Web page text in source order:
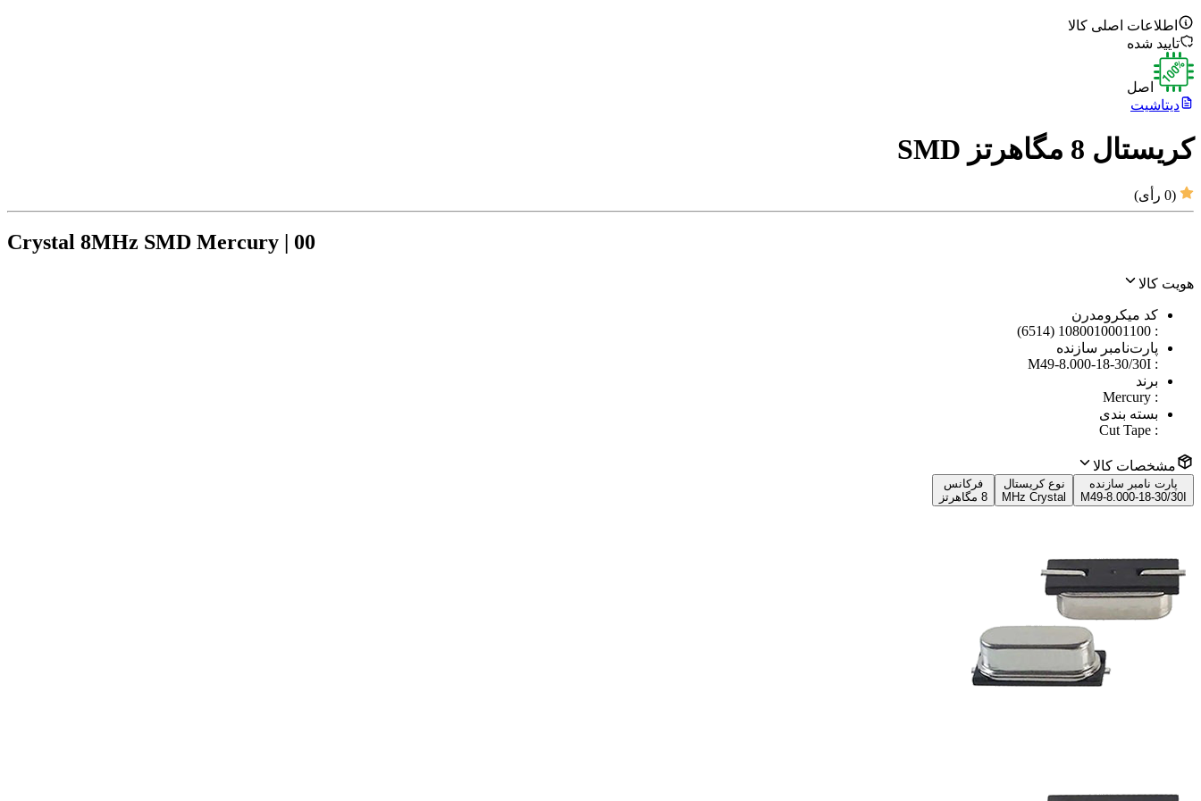
اطلاعات اصلی کالا
تایید شده
اصل
دیتاشیت
کریستال 8 مگاهرتز SMD
(
0 رأی)
Crystal 8MHz SMD Mercury | 00
هویت کالا
کد میکرومدرن
:
1080010001100 (6514)
پارت‌نامبر سازنده
:
M49-8.000-18-30/30I
برند
:
Mercury
بسته بندی
:
Cut Tape
مشخصات کالا
پارت نامبر سازنده
M49-8.000-18-30/30I
نوع کریستال
MHz Crystal
فرکانس
8 مگاهرتز